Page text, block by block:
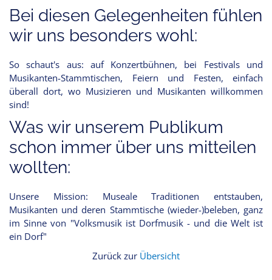
Bei diesen Gelegenheiten fühlen
wir uns besonders wohl:
So schaut's aus: auf Konzertbühnen, bei Festivals und
Musikanten-Stammtischen, Feiern und Festen, einfach
überall dort, wo Musizieren und Musikanten willkommen
sind!
Was wir unserem Publikum
schon immer über uns mitteilen
wollten:
Unsere Mission: Museale Traditionen entstauben,
Musikanten und deren Stammtische (wieder-)beleben, ganz
im Sinne von "Volksmusik ist Dorfmusik - und die Welt ist
ein Dorf"
Zurück zur Übersicht